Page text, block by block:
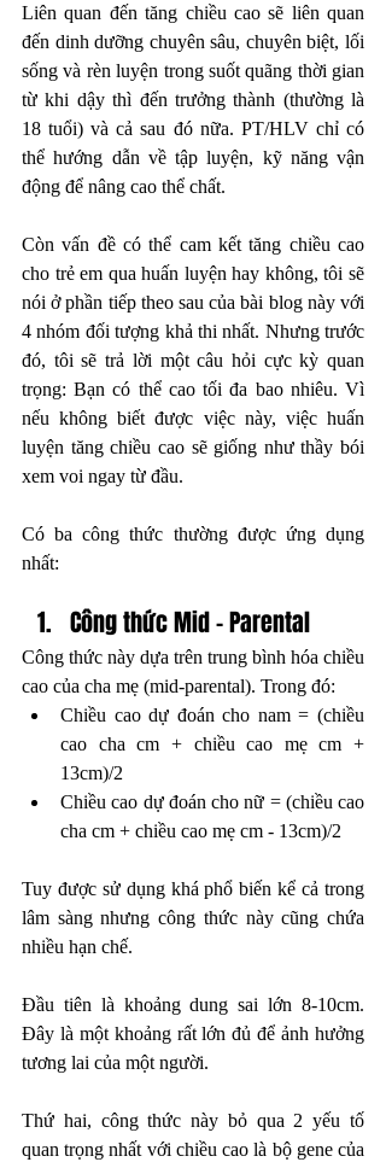
Liên quan đến tăng chiều cao sẽ liên quan
đến dinh dưỡng chuyên sâu, chuyên biệt, lối
sống và rèn luyện trong suốt quãng thời gian
từ khi dậy thì đến trưởng thành (thường là
18 tuổi) và cả sau đó nữa. PT/HLV chỉ có
thể hướng dẫn về tập luyện, kỹ năng vận
động để nâng cao thể chất.
Còn vấn đề có thể cam kết tăng chiều cao
cho trẻ em qua huấn luyện hay không, tôi sẽ
nói ở phần tiếp theo sau của bài blog này với
4 nhóm đối tượng khả thi nhất. Nhưng trước
đó, tôi sẽ trả lời một câu hỏi cực kỳ quan
trọng: Bạn có thể cao tối đa bao nhiêu. Vì
nếu không biết được việc này, việc huấn
luyện tăng chiều cao sẽ giống như thầy bói
xem voi ngay từ đầu.
Có ba công thức thường được ứng dụng
nhất:
Công thức Mid - Parental
Công thức này dựa trên trung bình hóa chiều
cao của cha mẹ (mid-parental). Trong đó:
Chiều cao dự đoán cho nam = (chiều
cao cha cm + chiều cao mẹ cm +
13cm)/2
Chiều cao dự đoán cho nữ = (chiều cao
cha cm + chiều cao mẹ cm - 13cm)/2
Tuy được sử dụng khá phổ biến kể cả trong
lâm sàng nhưng công thức này cũng chứa
nhiều hạn chế.
Đầu tiên là khoảng dung sai lớn 8-10cm.
Đây là một khoảng rất lớn đủ để ảnh hưởng
tương lai của một người.
Thứ hai, công thức này bỏ qua 2 yếu tố
quan trọng nhất với chiều cao là bộ gene của